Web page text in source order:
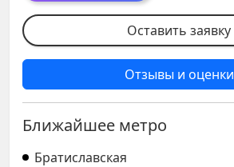
Оставить заявку
Отзывы и оценки
Ближайшее метро
Братиславская